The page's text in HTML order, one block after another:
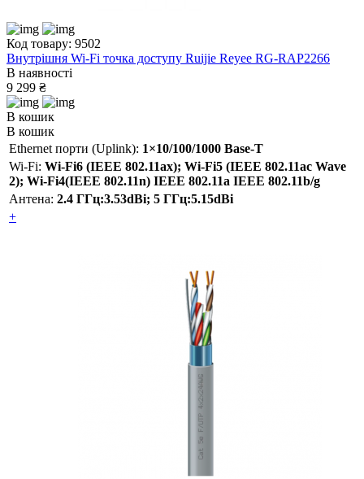
Код товару: 9502
Внутрішня Wi-Fi точка доступу Ruijie Reyee RG-RAP2266
В наявності
9 299 ₴
В кошик
В кошик
Ethernet порти (Uplink): 1×10/100/1000 Base-T
Wi-Fi: Wi-Fi6 (IEEE 802.11ax); Wi-Fi5 (IEEE 802.11ac Wave
2); Wi-Fi4(IEEE 802.11n) IEEE 802.11a IEEE 802.11b/g
Антена: 2.4 ГГц:3.53dBi; 5 ГГц:5.15dBi
+